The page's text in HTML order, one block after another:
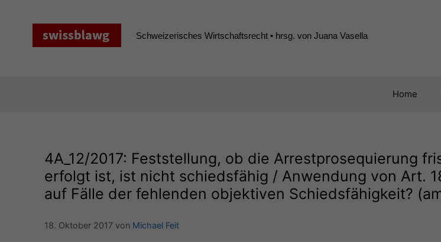
Schweizerisches Wirtschaftsrecht • hrsg. von Juana Vasella
Home
4A_12/2017: Feststellung, ob die Arrestprosequierung
erfolgt ist, ist nicht schiedsfähig / Anwendung von Art.
auf Fälle der fehlenden objektiven Schiedsfähigkeit?
18. Oktober 2017 von Michael Feit